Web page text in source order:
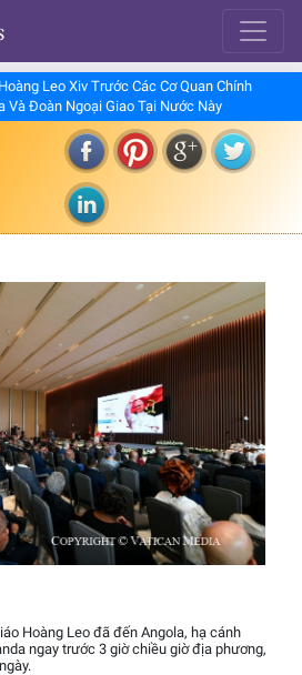
Leo Xiv Trước Các Cơ Quan Chính
Và Đoàn Ngoại Giao Tại Nước Này
Hoàng Leo đã đến Angola, hạ cánh
ngay trước 3 giờ chiều giờ địa phương,